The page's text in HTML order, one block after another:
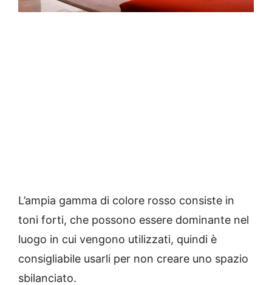
L’ampia gamma di colore rosso consiste in
toni forti, che possono essere dominante nel
luogo in cui vengono utilizzati, quindi è
consigliabile usarli per non creare uno spazio
sbilanciato.